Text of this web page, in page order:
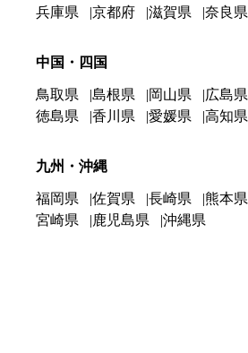
兵庫県
京都府 滋賀県 奈良県
中国・四国
鳥取県 島根県 岡山県 広島県
徳島県
香川県 愛媛県 高知県
九州・沖縄
福岡県 佐賀県 長崎県 熊本県
宮崎県
鹿児島県 沖縄県